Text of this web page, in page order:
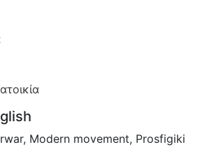
, Modern movement, Prosfigiki